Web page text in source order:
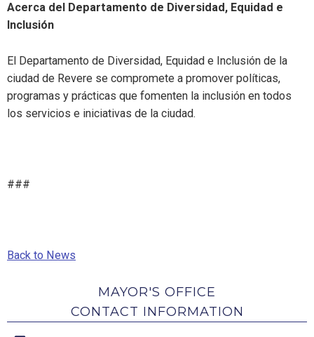
Acerca del Departamento de Diversidad, Equidad e
Inclusión
El Departamento de Diversidad, Equidad e Inclusión de la
ciudad de Revere se compromete a promover políticas,
programas y prácticas que fomenten la inclusión en todos
los servicios e iniciativas de la ciudad.
###
Back to News
MAYOR'S OFFICE
CONTACT INFORMATION